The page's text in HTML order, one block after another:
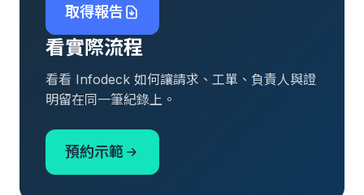
取得報告
看實際流程
看看 Infodeck 如何讓請求、工單、負責人與證
明留在同一筆紀錄上。
預約示範